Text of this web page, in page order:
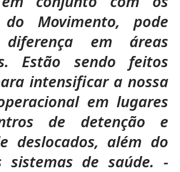
do Movimento, pode
em áreas
Estão sendo feitos
intensificar a nossa
em lugares
de detenção e
deslocados, além do
sistemas de saúde. -